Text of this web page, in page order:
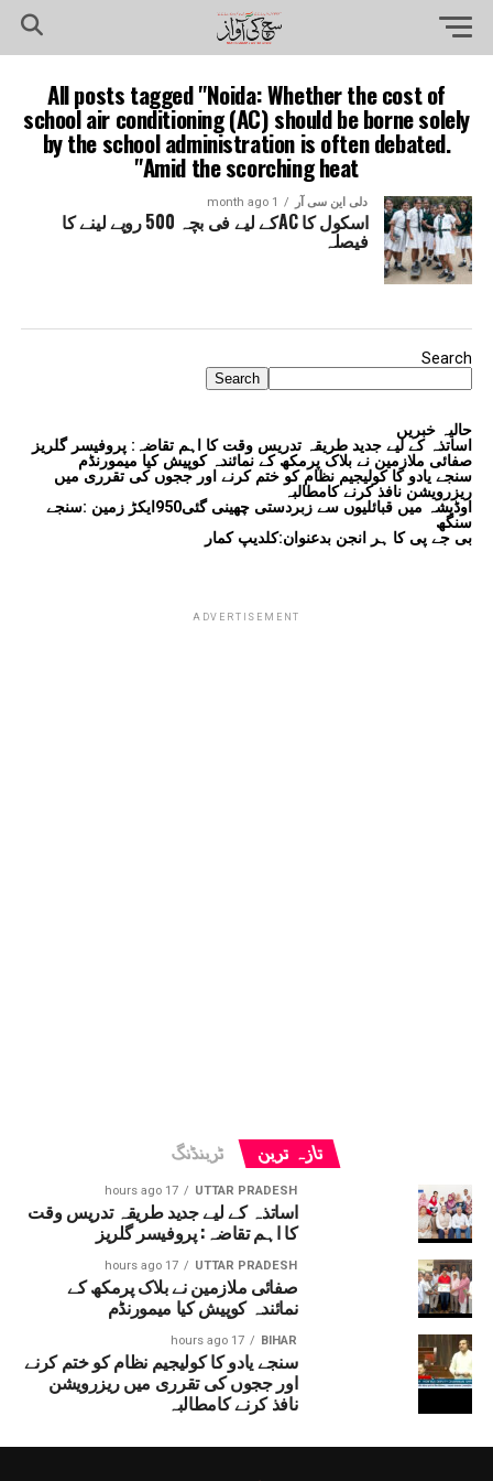
All posts tagged "Noida: Whether the cost of
school air conditioning (AC) should be borne solely
by the school administration is often debated.
Amid the scorching heat"
دلی این سی آر 1 month ago
اسکول کا ACکے لیے فی بچہ 500 روپے لینے کا
فیصلہ
Search
Search
حالیہ خبریں
اساتذہ کے لیے جدید طریقہ تدریس وقت کا اہم تقاضہ: پروفیسر گلریز
صفائی ملازمین نے بلاک پرمکھ کے نمائندہ کوپیش کیا میمورنڈم
سنجے یادو کا کولیجیم نظام کو ختم کرنے اور ججوں کی تقرری میں
ریزرویشن نافذ کرنے کامطالبہ
اوڈیشہ میں قبائلیوں سے زبردستی چھینی گئی950ایکڑ زمین :سنجے
سنگھ
بی جے پی کا ہر انجن بدعنوان:کلدیپ کمار
ADVERTISEMENT
تازہ ترین ٹرینڈنگ
UTTAR PRADESH
17 hours ago
اساتذہ کے لیے جدید طریقہ تدریس وقت
کا اہم تقاضہ: پروفیسر گلریز
UTTAR PRADESH
17 hours ago
صفائی ملازمین نے بلاک پرمکھ کے
نمائندہ کوپیش کیا میمورنڈم
BIHAR
17 hours ago
سنجے یادو کا کولیجیم نظام کو ختم کرنے
اور ججوں کی تقرری میں ریزرویشن
نافذ کرنے کامطالبہ